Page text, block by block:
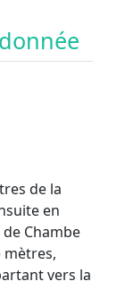
de la
en
Chambe
mètres,
vers la